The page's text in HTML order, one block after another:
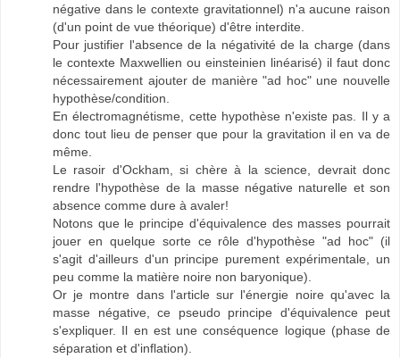
négative dans le contexte gravitationnel) n'a aucune raison
(d'un point de vue théorique) d'être interdite.
Pour justifier l'absence de la négativité de la charge (dans
le contexte Maxwellien ou einsteinien linéarisé) il faut donc
nécessairement ajouter de manière "ad hoc" une nouvelle
hypothèse/condition.
En électromagnétisme, cette hypothèse n'existe pas. Il y a
donc tout lieu de penser que pour la gravitation il en va de
même.
Le rasoir d'Ockham, si chère à la science, devrait donc
rendre l'hypothèse de la masse négative naturelle et son
absence comme dure à avaler!
Notons que le principe d'équivalence des masses pourrait
jouer en quelque sorte ce rôle d'hypothèse "ad hoc" (il
s'agit d'ailleurs d'un principe purement expérimentale, un
peu comme la matière noire non baryonique).
Or je montre dans l'article sur l'énergie noire qu'avec la
masse négative, ce pseudo principe d'équivalence peut
s'expliquer. Il en est une conséquence logique (phase de
séparation et d'inflation).